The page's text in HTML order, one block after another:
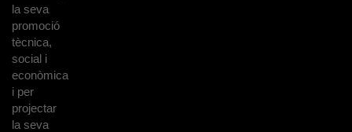
la seva
promoció
tècnica,
social i
econòmica
i per
projectar
la seva